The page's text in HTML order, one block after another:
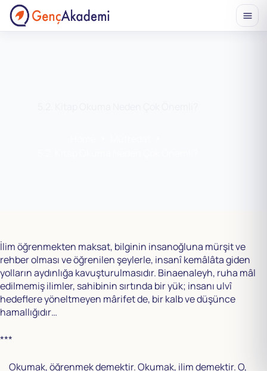
İlim öğrenmekten maksat, bilginin insanoğluna mürşit ve
rehber olması ve öğrenilen şeylerle, insanî kemâlâta giden
yolların aydınlığa kavuşturulmasıdır. Binaenaleyh, ruha mâl
edilmemiş ilimler, sahibinin sırtında bir yük; insanı ulvî
hedeflere yöneltmeyen mârifet de, bir kalb ve düşünce
hamallığıdır…
***
Okumak, öğrenmek demektir. Okumak, ilim demektir. O,